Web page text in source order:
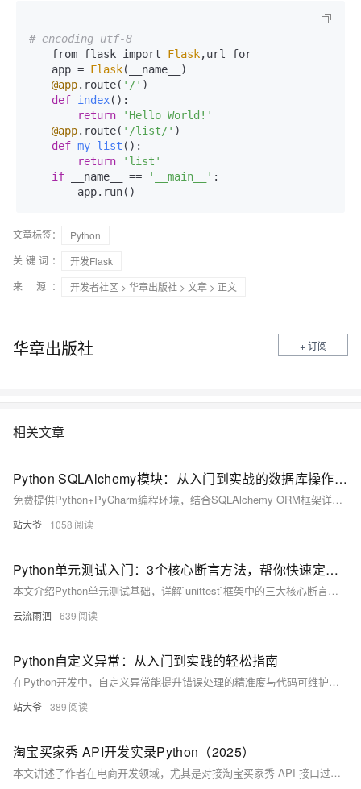
# encoding utf-8
from flask import Flask,url_for
app = Flask(__name__)
@app.route( '/' )
def index():
return
'Hello World!'
@app.route( '/list/' )
def my_list ():
return
'list'
if __name__ == '__main__' :
app.run()
文章标签：
Python
关键词：
开发Flask
来 源：
开发者社区 > 华章出版社 > 文章 > 正文
华章出版社 + 订阅
相关文章
Python SQLAlchemy模块：从入门到实战的数据库操作指南
免费提供Python+PyCharm编程环境，结合SQLAlchemy ORM框架详解数据库开发。涵盖连接配置、模型定义、CRUD操作、事务控制及Alembic迁移工具，以电商订单系统为例，深入讲解高并发场景下的性能优化与最佳实践，助你高效构建数据驱动应用。
站大爷 1058
Python单元测试入门：3个核心断言方法，帮你快速定位代码bug
本文介绍Python单元测试基础，详解`unittest`框架中的三大核心断言方法：`assertEqual`验证值相等，`assertTrue`和`assertFalse`判断条件真假。通过实例演示其用法，帮助开发者自动化检测代码逻辑，提升测试效率与可靠性。
云流雨洄 639
Python自定义异常：从入门到实践的轻松指南
在Python开发中，自定义异常能提升错误处理的精准度与代码可维护性。本文通过银行系统、电商库存等实例，详解如何创建和使用自定义异常，涵盖异常基础、进阶技巧、最佳实践与真实场景应用，助你写出更专业、易调试的代码。
站大爷 389
淘宝买家秀 API开发实录Python（2025）
本文讲述了作者在电商开发领域，尤其是对接淘宝买家秀 API 接口过程中所经历的挑战与收获。从申请接入、签名验证、频率限制到数据处理和实时监控，作者分享了多个实战经验与代码示例，帮助开发者更高效地获取和处理买家秀数据，提升开发效率。